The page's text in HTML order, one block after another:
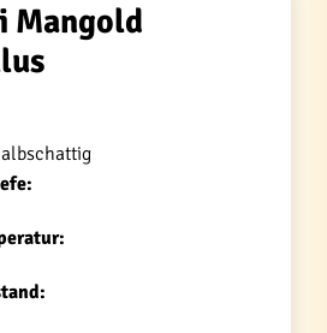
Mangold